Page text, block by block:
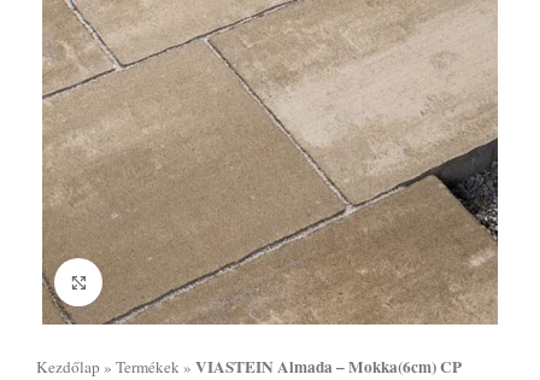
Click to enlarge
Kezdőlap » Termékek » VIASTEIN Almada – Mokka(6cm) CP